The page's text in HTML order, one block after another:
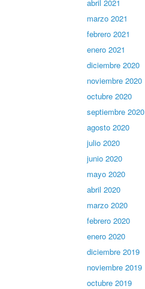
abril 2021
marzo 2021
febrero 2021
enero 2021
diciembre 2020
noviembre 2020
octubre 2020
septiembre 2020
agosto 2020
julio 2020
junio 2020
mayo 2020
abril 2020
marzo 2020
febrero 2020
enero 2020
diciembre 2019
noviembre 2019
octubre 2019